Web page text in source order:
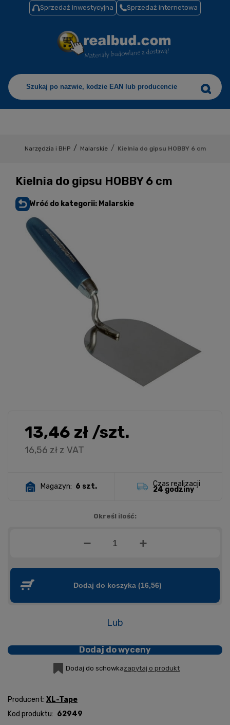
Sprzedaż inwestycyjna Sprzedaż internetowa
Narzędzia i BHP / Malarskie / Kielnia do gipsu HOBBY 6 cm
Kielnia do gipsu HOBBY 6 cm
Wróć do kategorii: Malarskie
Producent: XL-Tape
Kod produktu: 62949
13,46 zł /szt.
16,56 zł z VAT
Magazyn: 6 szt. Czas realizacji
24 godziny
Określ ilość:
Dodaj do koszyka(16,56)
Lub
Dodaj do wyceny
Dodaj do schowkazapytaj o produkt